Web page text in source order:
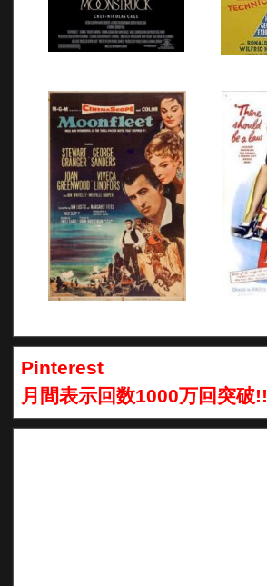
Pinterest
月間表示回数1000万回突破!!